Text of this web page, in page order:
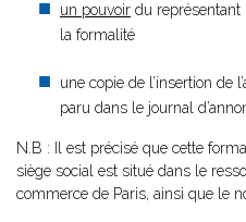
un pouvoir du représentant
la formalité
une copie de l’insertion de
paru dans le journal
N.B : Il est précisé que cette
siège social est situé dans le
commerce de Paris, ainsi que le